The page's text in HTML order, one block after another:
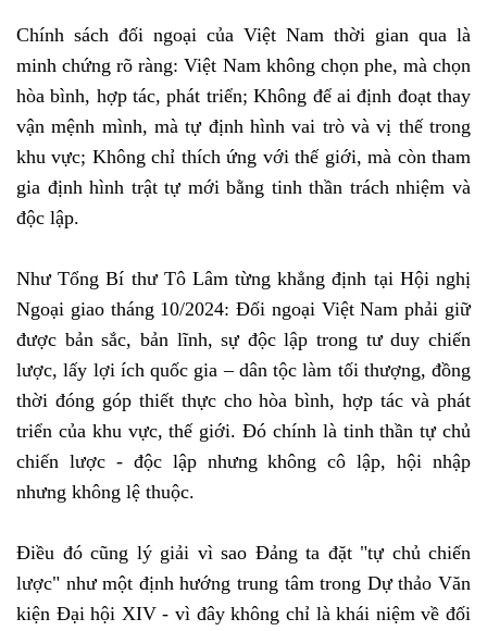
Chính sách đối ngoại của Việt Nam thời gian qua là
minh chứng rõ ràng: Việt Nam không chọn phe, mà chọn
hòa bình, hợp tác, phát triển; Không để ai định đoạt thay
vận mệnh mình, mà tự định hình vai trò và vị thế trong
khu vực; Không chỉ thích ứng với thế giới, mà còn tham
gia định hình trật tự mới bằng tinh thần trách nhiệm và
độc lập.
Như Tổng Bí thư Tô Lâm từng khẳng định tại Hội nghị
Ngoại giao tháng 10/2024: Đối ngoại Việt Nam phải giữ
được bản sắc, bản lĩnh, sự độc lập trong tư duy chiến
lược, lấy lợi ích quốc gia – dân tộc làm tối thượng, đồng
thời đóng góp thiết thực cho hòa bình, hợp tác và phát
triển của khu vực, thế giới. Đó chính là tinh thần tự chủ
chiến lược - độc lập nhưng không cô lập, hội nhập
nhưng không lệ thuộc.
Điều đó cũng lý giải vì sao Đảng ta đặt "tự chủ chiến
lược" như một định hướng trung tâm trong Dự thảo Văn
kiện Đại hội XIV - vì đây không chỉ là khái niệm về đối